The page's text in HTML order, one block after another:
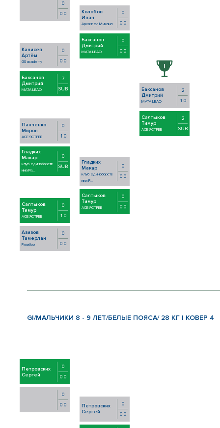
0
0 0
Канисев
Артём
GS academy
0
0 0
Баксанов
Дмитрий
MATA LEAO
7
SUB
Панченко
Мирон
АСЕ ЯСТРЕБ
0
1 0
Гладких
Макар
клуб единоборств
мма Ра...
0
SUB
Салтыков
Тимур
АСЕ ЯСТРЕБ
0
1 0
Азизов
Тамерлан
Ратибор
0
0 0
Колобов
Иван
Архангел Михаил
0
0 0
Баксанов
Дмитрий
MATA LEAO
0
0 0
Гладких
Макар
клуб единоборств
мма Р...
0
0 0
Салтыков
Тимур
АСЕ ЯСТРЕБ
0
0 0
Баксанов
Дмитрий
MATA LEAO
2
1 0
Салтыков
Тимур
АСЕ ЯСТРЕБ
2
SUB
GI/МАЛЬЧИКИ 8 - 9 ЛЕТ/БЕЛЫЕ ПОЯСА/ 28 КГ | КОВЕР 4
Петровских
Сергей
0
0 0
0
0 0
Петровских
Сергей
0
0 0